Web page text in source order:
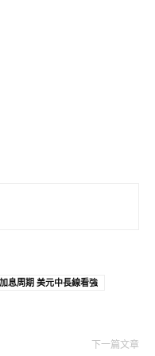
息周期 美元中長線看強
下一篇文章